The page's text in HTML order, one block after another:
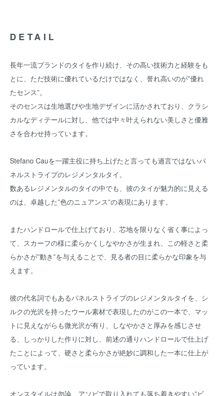
DETAIL
長年一流ブランドのタイを作り続け、その高い技術力と経験をも
とに、ただ技術に優れているだけではなく、誉れ高いのが”優れ
たセンス”。
そのセンスは生地選びや生地デザインに活かされており、クラシ
カルなディテールに対し、他では中々叶えられない美しさと優雅
さを合わせ持っています。
Stefano Cauを一躍主役に持ち上げたと言っても過言ではないパ
ネルストライプのレジメンタルタイ。
数あるレジメンタルのタイの中でも、彼のタイが魅力的に見える
のは、卓越した”色のニュアンス”の表現にあります。
またハンドロールで仕上げており、芯地を限りなく省く事によっ
て、スカーフの様に柔らかくしなやかさが生まれ、この軽さと柔
らかさが”動き”を与えることで、見る者の目に柔らかな印象を与
えます。
彼の代名詞でもあるパネルストライプのレジメンタルタイを、シ
ルクの光沢を持ったウール素材で表現したのがこの一本で、マッ
トに見えながらも微光沢が有り、しなやかさと厚みを感じさせ
る、しっかりした作りに対し、前述の通りハンドロールで仕上げ
たことによって、硬さと柔らかさが絶妙に調和した一本に仕上が
っています。
オンスタイルは勿論、アソビで取り入れても落ち着きやすい”ビ